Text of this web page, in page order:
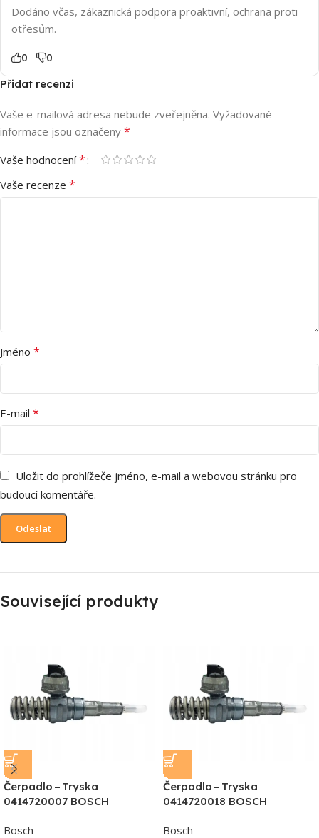
Dodáno včas, zákaznická podpora proaktivní, ochrana proti
otřesům.
0 0
Přidat recenzi
Vaše e-mailová adresa nebude zveřejněna. Vyžadované
informace jsou označeny *
Vaše hodnocení*
Vaše recenze *
Jméno *
E-mail *
Uložit do prohlížeče jméno, e-mail a webovou stránku pro
budoucí komentáře.
Související produkty
Čerpadlo – Tryska
0414720007 BOSCH
Bosch
Čerpadlo – Tryska
0414720018 BOSCH
Bosch